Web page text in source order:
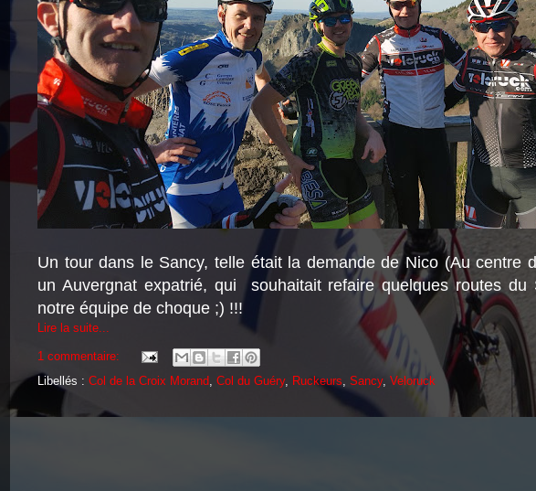
Un tour dans le Sancy, telle était la demande de Nico (Au centre
un Auvergnat expatrié, qui souhaitait refaire quelques routes du
notre équipe de choque ;) !!!
Lire la suite...
1 commentaire:
Libellés : Col de la Croix Morand Col du Guéry, Ruckeurs Sancy, Veloruck